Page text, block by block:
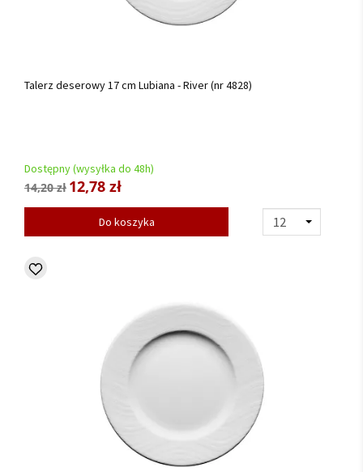
Talerz deserowy 17 cm Lubiana - River (nr 4828)
Dostępny (wysyłka do 48h)
14,20 zł 12,78 zł
Do koszyka